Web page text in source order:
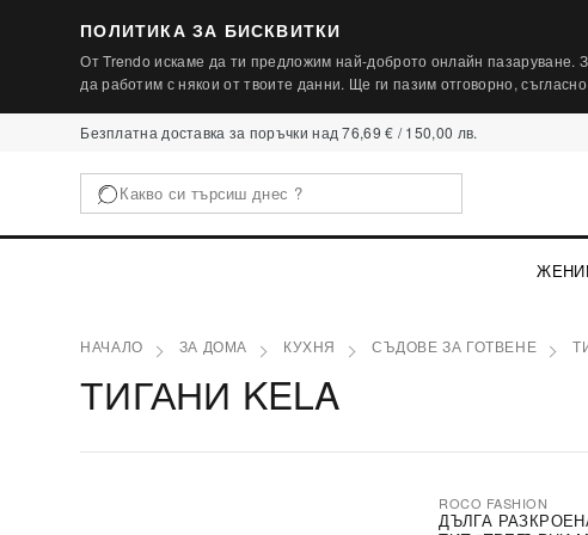
ПОЛИТИКА ЗА БИСКВИТКИ
От Trendo искаме да ти предложим най-доброто онлайн пазаруване.
да работим с някои от твоите данни. Ще ги пазим отговорно,
Безплатна доставка за поръчки над 76,69 € / 150,00 лв.
ЖЕНИ
НАЧАЛО ЗА ДОМА КУХНЯ СЪДОВЕ ЗА ГОТВЕНЕ
ТИГАНИ KELA
-30%
ROCO FASHION
ДЪЛГА